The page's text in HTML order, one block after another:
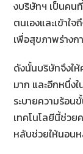
งบริษัทฯ เป็นคน
ตนเองและเข้า
เพื่อสุขภาพร่างก
ดังนั้นบริษัทจึงให้
มาก และอีกหนึ่ง
ระบายความร้อน
เทคโนโลยีนี้ช่ว
หลับช่วยให้นอน